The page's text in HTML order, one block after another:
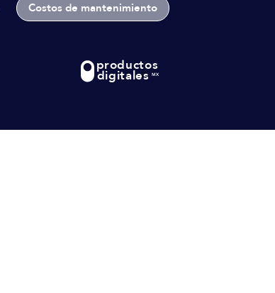
Costos de mantenimiento
productos
digitales MX